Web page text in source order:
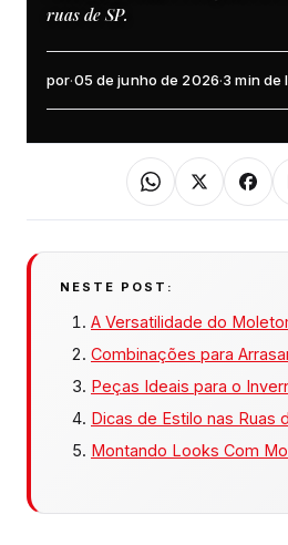
ruas de SP.
por·05 de junho de 2026·3 min de
NESTE POST:
A Versatilidade do
Combinações para
Peças Ideais para o
Dicas de Estilo nas Ruas
Montando Looks Com